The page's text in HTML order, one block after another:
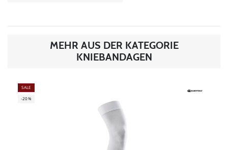
MEHR AUS DER KATEGORIE
KNIEBANDAGEN
SALE
-20%